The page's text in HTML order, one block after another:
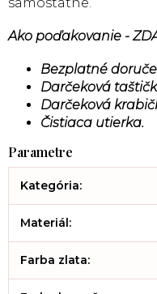
Ako poďakovanie -
Bezplatné
Darčeková
Darčeková
Čistiaca utierka.
Kategória:
Materiál:
Farba zlata: